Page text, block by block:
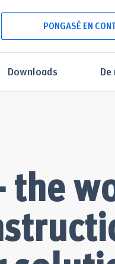
PONGASÉ EN
Downloads
the